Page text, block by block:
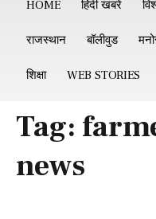
HOME हिंदी खबरें
राजस्थान बॉलीवुड
शिक्षा WEB STORIES
Tag:
news